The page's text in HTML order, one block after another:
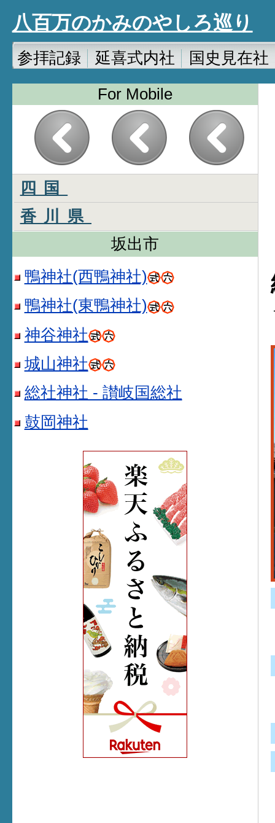
八百万のかみのやしろ巡り
参拝記録 延喜式内社 国史見在社
For Mobile
四国
香川県
坂出市
鴨神社(西鴨神社)
鴨神社(東鴨神社)
神谷神社
城山神社
総社神社 - 讃岐国総社
鼓岡神社